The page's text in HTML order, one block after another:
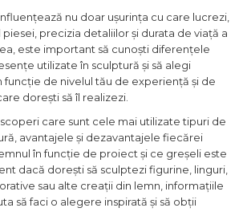
nu doar ușurința cu care lucrezi,
piesei, precizia detaliilor și durata de viață a
este important să cunoști diferențele
utilizate în sculptură și să alegi
funcție de nivelul tău de experiență și de
dorești să îl realizezi.
care sunt cele mai utilizate tipuri de
avantajele și dezavantajele fiecărei
în funcție de proiect și ce greșeli este
dacă dorești să sculptezi figurine, linguri,
sau alte creații din lemn, informațiile
să faci o alegere inspirată și să obții